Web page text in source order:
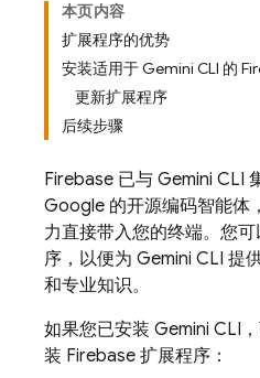
本页内容
扩展程序的优势
安装适用于 Gemini CLI 的
更新扩展程序
后续步骤
Firebase 已与 Gemini CLI
Google 的开源编码智能体
力直接带入您的终端。您
序，以便为 Gemini CLI 提
和专业知识。
如果您已安装 Gemini CLI
装 Firebase 扩展程序：